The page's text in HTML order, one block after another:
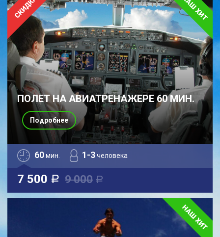
ПОЛЕТ НА АВИАТРЕНАЖЕРЕ 60 МИН.
60мин. 1-3человека
7 500 a 9 000 a
Подробнее